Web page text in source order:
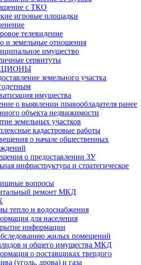
с ТКО
игровые площадки
телевидение
и земельные отношения
имущество
сервитуты
земельного участка
имущества
о выявлении правообладателя ранее
объекта недвижимости
земельных участков
кадастровые работы
о начале общественных
о предоставлении ЗУ
инфраструктура и стратегическое
вопросы
ремонт МКД
тепло и водоснабжения
для населения
информации
жилых помещений
и общего имущества МКД
о поставщиках твердого
(уголь, дрова) и газа